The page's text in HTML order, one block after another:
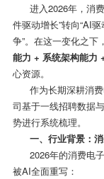
进入2026年，消
件驱动增长”转向“AI驱
争”。在这一变化之下
能力 + 系统架构能力
心资源。
作为长期深耕消
司基于一线招聘数据
势进行系统梳理。
一、行业背景：
2026年的消费电
被AI全面重写：